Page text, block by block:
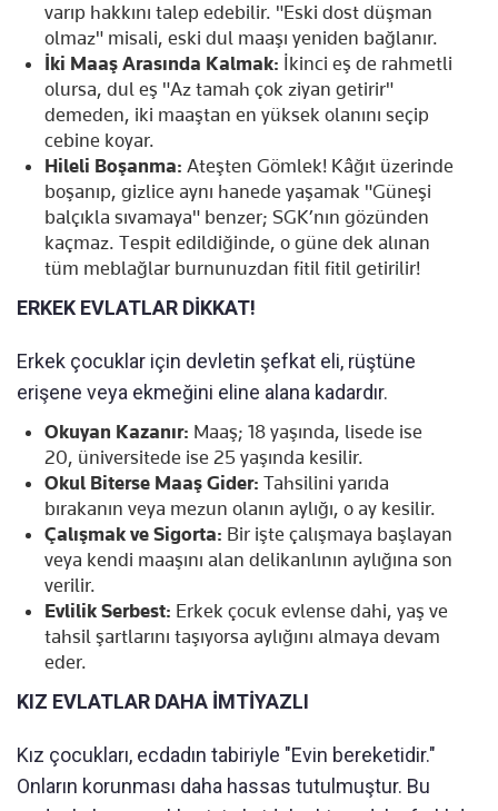
varıp hakkını talep edebilir. "Eski dost düşman
olmaz" misali, eski dul maaşı yeniden bağlanır.
İki Maaş Arasında Kalmak: İkinci eş de rahmetli
olursa, dul eş "Az tamah çok ziyan getirir"
demeden, iki maaştan en yüksek olanını seçip
cebine koyar.
Hileli Boşanma: Ateşten Gömlek! Kâğıt üzerinde
boşanıp, gizlice aynı hanede yaşamak "Güneşi
balçıkla sıvamaya" benzer; SGK’nın gözünden
kaçmaz. Tespit edildiğinde, o güne dek alınan
tüm meblağlar burnunuzdan fitil fitil getirilir!
ERKEK EVLATLAR DİKKAT!
Erkek çocuklar için devletin şefkat eli, rüştüne
erişene veya ekmeğini eline alana kadardır.
Okuyan Kazanır: Maaş; 18 yaşında, lisede ise
20, üniversitede ise 25 yaşında kesilir.
Okul Biterse Maaş Gider: Tahsilini yarıda
bırakanın veya mezun olanın aylığı, o ay kesilir.
Çalışmak ve Sigorta: Bir işte çalışmaya başlayan
veya kendi maaşını alan delikanlının aylığına son
verilir.
Evlilik Serbest: Erkek çocuk evlense dahi, yaş ve
tahsil şartlarını taşıyorsa aylığını almaya devam
eder.
KIZ EVLATLAR DAHA İMTİYAZLI
Kız çocukları, ecdadın tabiriyle "Evin bereketidir."
Onların korunması daha hassas tutulmuştur. Bu